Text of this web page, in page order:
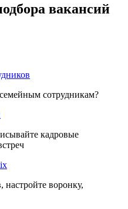
вакансий
сотрудникам?
кадровые
настройте воронку,